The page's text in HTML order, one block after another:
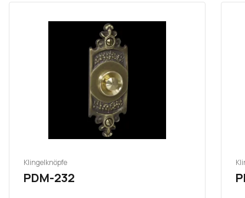
Klingelknöpfe
PDM-232